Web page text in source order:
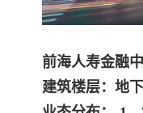
前海人寿金融
建筑楼层：地